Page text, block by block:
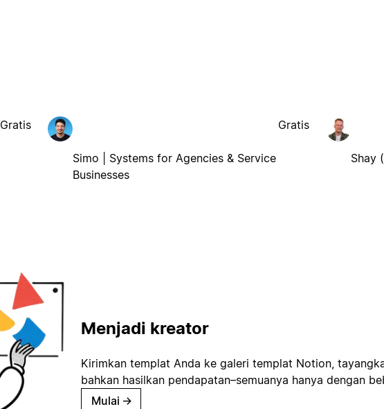
Gratis
Simo | Systems for Agencies & Service
Businesses
Gratis
Shay
Menjadi kreator
Kirimkan templat Anda ke galeri templat Notion,
bahkan hasilkan pendapatan–semuanya hanya dengan
Mulai →